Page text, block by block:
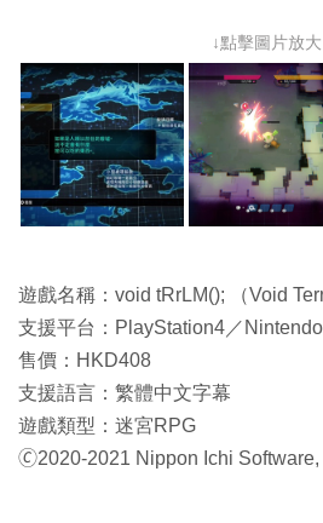
↓點擊圖片放大
遊戲名稱：void tRrLM(); （Void
支援平台：PlayStation4／
售價：HKD408
支援語言：繁體中文字幕
遊戲類型：迷宮RPG
🄫2020-2021 Nippon Ichi Software,